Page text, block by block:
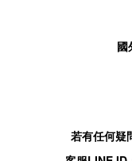
國
若有任何疑